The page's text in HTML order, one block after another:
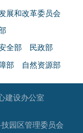
展和改革委员会
全部 民政部
部 自然资源部
运输部 水利部
建设办公室
园区管理委员会